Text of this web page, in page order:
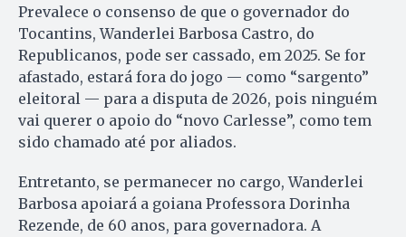
Prevalece o consenso de que o governador do
Tocantins, Wanderlei Barbosa Castro, do
Republicanos, pode ser cassado, em 2025. Se for
afastado, estará fora do jogo — como “sargento”
eleitoral — para a disputa de 2026, pois ninguém
vai querer o apoio do “novo Carlesse”, como tem
sido chamado até por aliados.
Entretanto, se permanecer no cargo, Wanderlei
Barbosa apoiará a goiana Professora Dorinha
Rezende, de 60 anos, para governadora. A